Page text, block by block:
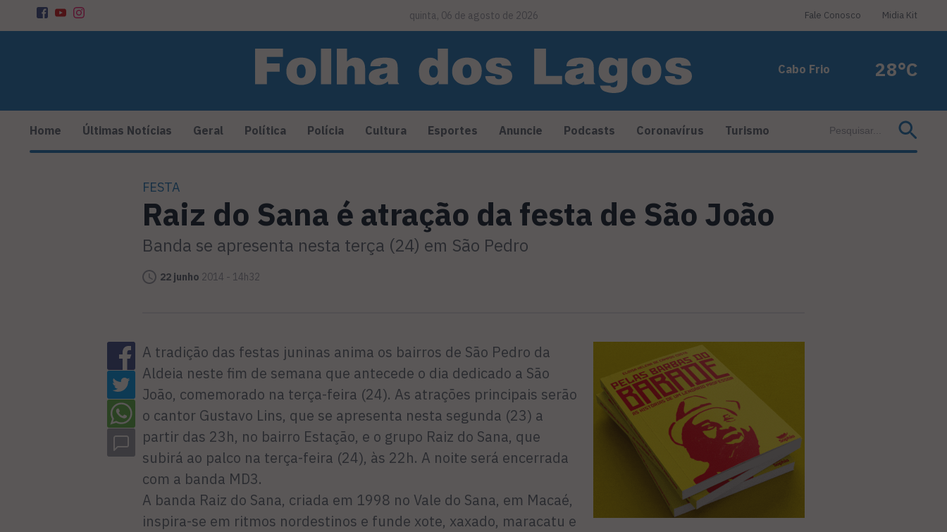
quinta, 06 de agosto de 2026 Fale Conosco Midia Kit
Cabo Frio 28°C
Home Últimas Notícias Geral Política Polícia Cultura Esportes Anuncie Podcasts Coronavírus Turismo
FESTA
Raiz do Sana é atração da festa de São João
Banda se apresenta nesta terça (24) em São Pedro
22 junho 2014 - 14h32
A tradição das festas juninas anima os bairros de São Pedro da
Aldeia neste fim de semana que antecede o dia dedicado a São
João, comemorado na terça-feira (24). As atrações principais serão
o cantor Gustavo Lins, que se apresenta nesta segunda (23) a
partir das 23h, no bairro Estação, e o grupo Raiz do Sana, que
subirá ao palco na terça-feira (24), às 22h. A noite será encerrada
com a banda MD3.
A banda Raiz do Sana, criada em 1998 no Vale do Sana, em Macaé,
inspira-se em ritmos nordestinos e funde xote, xaxado, maracatu e